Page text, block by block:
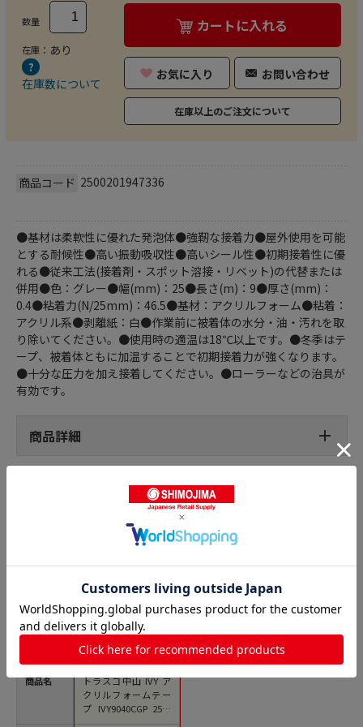
数量
在庫： あり
在庫数について
カートに入れる
お気に入り お問い合わせ
在庫以上のご注文について
商品コード 2500201947336
●基材は柔軟性に優れた発泡体●強靭な接着力●屋外使用を可能
とする耐候性●高い振動吸収性●高いシール性●初期接着性に優
れる●従来工法(接着剤・スポット溶接・リベット)の代替または
併用●色：グレー●幅(mm)：25●長さ(m)：9●厚さ(mm)：
0.4●粘着力(N/25mm)：46.5●基材：アクリルフォーム●粘着：
アクリル系●剥離紙：白●作業前に被着体の水分・油・汚れを取
り除いてください。●使用時の適温は18℃以上です。●冬季はテ
ープ、被着体ともに加温することで初期接着力が強くなります。
●十分な圧力を加え接着してください。●ローラーなどの治具が
有効です。
商品詳細
一般両面テープの人気商品との比較
商品名
トラスコ中山 IVY ア
クリルフォームテー
プ IVY9040CGP 25m
mx9M（ご注文単位1